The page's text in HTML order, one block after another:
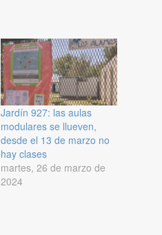
Jardín 927: las aulas
modulares se llueven,
desde el 13 de marzo no
hay clases
martes, 26 de marzo de
2024